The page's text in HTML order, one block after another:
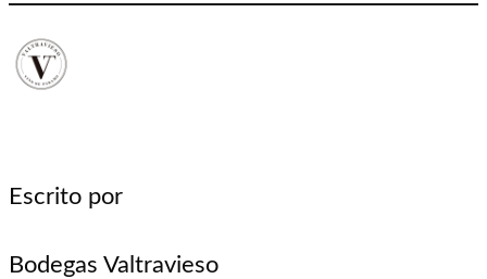
Escrito por
Bodegas Valtravieso